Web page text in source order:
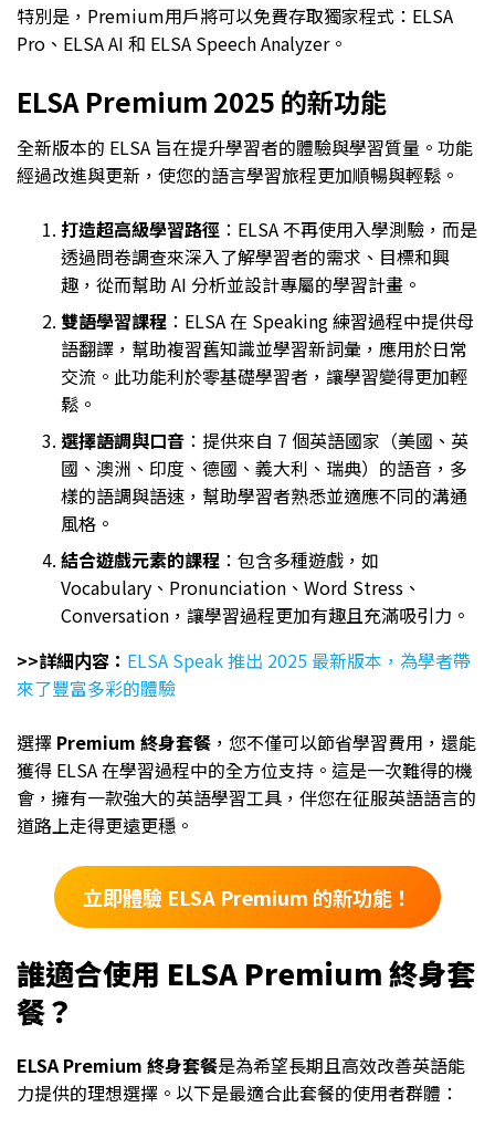
特別是，Premium用戶將可以免費存取獨家程式：ELSA
Pro、ELSA AI 和 ELSA Speech Analyzer。
ELSA Premium 2025 的新功能
全新版本的 ELSA 旨在提升學習者的體驗與學習質量。功能
經過改進與更新，使您的語言學習旅程更加順暢與輕鬆。
打造超高級學習路徑 ：ELSA 不再使用入學測驗，而是
透過問卷調查來深入了解學習者的需求、目標和興
趣，從而幫助 AI 分析並設計專屬的學習計畫。
雙語學習課程 ：ELSA 在 Speaking 練習過程中提供母
語翻譯，幫助複習舊知識並學習新詞彙，應用於日常
交流。此功能利於零基礎學習者，讓學習變得更加輕
鬆。
選擇語調與口音 ：提供來自 7 個英語國家（美國、英
國、澳洲、印度、德國、義大利、瑞典）的語音，多
樣的語調與語速，幫助學習者熟悉並適應不同的溝通
風格。
結合遊戲元素的課程 ：包含多種遊戲，如
Vocabulary、Pronunciation、Word Stress、
Conversation，讓學習過程更加有趣且充滿吸引力。
>>詳細内容： ELSA Speak 推出 2025 最新版本，為學者帶
來了豐富多彩的體驗
選擇 Premium 終身套餐 ，您不僅可以節省學習費用，還能
獲得 ELSA 在學習過程中的全方位支持。這是一次難得的機
會，擁有一款強大的英語學習工具，伴您在征服英語語言的
道路上走得更遠更穩。
立即體驗 ELSA Premium 的新功能！
誰適合使用 ELSA Premium 終身套
餐？
ELSA Premium 終身套餐是為希望長期且高效改善英語能
力提供的理想選擇。以下是最適合此套餐的使用者群體：